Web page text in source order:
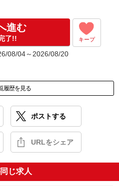
い。
進む
了!! キープ
08/04～2026/08/20
履歴を見る
ポストする
URLをシェア
じ求人